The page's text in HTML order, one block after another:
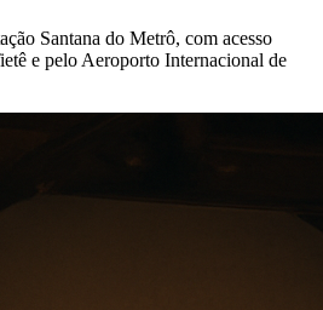
Santana do Metrô, com acesso
e pelo Aeroporto Internacional de